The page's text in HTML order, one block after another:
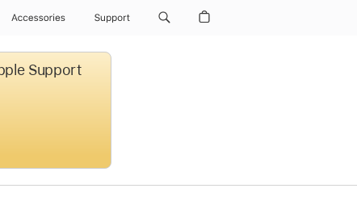
Accessories Support
Support